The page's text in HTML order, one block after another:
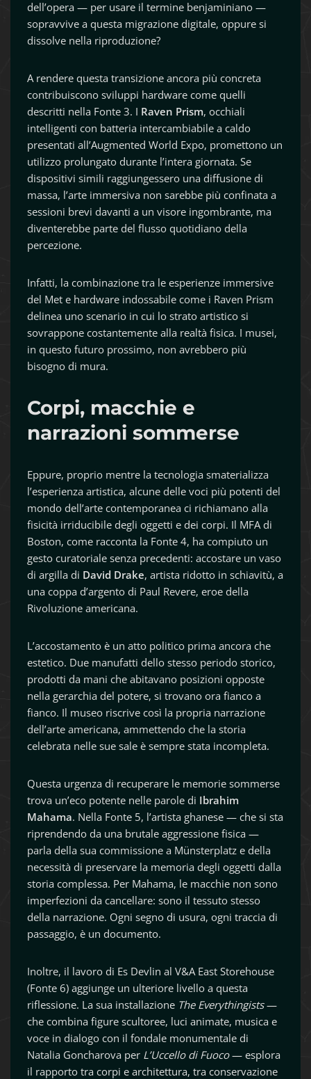
dell’opera — per usare il termine benjaminiano —
sopravvive a questa migrazione digitale, oppure si
dissolve nella riproduzione?
A rendere questa transizione ancora più concreta
contribuiscono sviluppi hardware come quelli
descritti nella Fonte 3. I Raven Prism, occhiali
intelligenti con batteria intercambiabile a caldo
presentati all’Augmented World Expo, promettono un
utilizzo prolungato durante l’intera giornata. Se
dispositivi simili raggiungessero una diffusione di
massa, l’arte immersiva non sarebbe più confinata a
sessioni brevi davanti a un visore ingombrante, ma
diventerebbe parte del flusso quotidiano della
percezione.
Infatti, la combinazione tra le esperienze immersive
del Met e hardware indossabile come i Raven Prism
delinea uno scenario in cui lo strato artistico si
sovrappone costantemente alla realtà fisica. I musei,
in questo futuro prossimo, non avrebbero più
bisogno di mura.
Corpi, macchie e
narrazioni sommerse
Eppure, proprio mentre la tecnologia smaterializza
l’esperienza artistica, alcune delle voci più potenti del
mondo dell’arte contemporanea ci richiamano alla
fisicità irriducibile degli oggetti e dei corpi. Il MFA di
Boston, come racconta la Fonte 4, ha compiuto un
gesto curatoriale senza precedenti: accostare un vaso
di argilla di David Drake, artista ridotto in schiavitù, a
una coppa d’argento di Paul Revere, eroe della
Rivoluzione americana.
L’accostamento è un atto politico prima ancora che
estetico. Due manufatti dello stesso periodo storico,
prodotti da mani che abitavano posizioni opposte
nella gerarchia del potere, si trovano ora fianco a
fianco. Il museo riscrive così la propria narrazione
dell’arte americana, ammettendo che la storia
celebrata nelle sue sale è sempre stata incompleta.
Questa urgenza di recuperare le memorie sommerse
trova un’eco potente nelle parole di Ibrahim
Mahama. Nella Fonte 5, l’artista ghanese — che si sta
riprendendo da una brutale aggressione fisica —
parla della sua commissione a Münsterplatz e della
necessità di preservare la memoria degli oggetti dalla
storia complessa. Per Mahama, le macchie non sono
imperfezioni da cancellare: sono il tessuto stesso
della narrazione. Ogni segno di usura, ogni traccia di
passaggio, è un documento.
Inoltre, il lavoro di Es Devlin al V&A East Storehouse
(Fonte 6) aggiunge un ulteriore livello a questa
riflessione. La sua installazione The Everythingists—
che combina figure scultoree, luci animate, musica e
voce in dialogo con il fondale monumentale di
Natalia Goncharova per L’Uccello di Fuoco— esplora
il rapporto tra corpi e architettura, tra conservazione